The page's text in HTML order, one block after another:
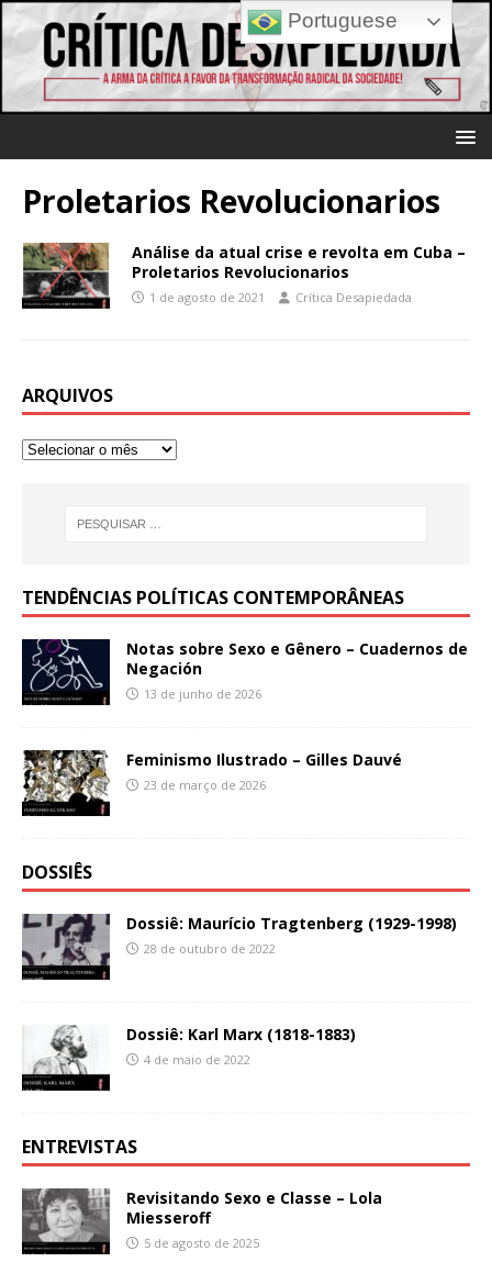
Proletarios Revolucionarios
Análise da atual crise e revolta em Cuba –
Proletarios Revolucionarios
1 de agosto de 2021 Crítica Desapiedada
ARQUIVOS
TENDÊNCIAS POLÍTICAS CONTEMPORÂNEAS
Notas sobre Sexo e Gênero – Cuadernos de
Negación
13 de junho de 2026
Feminismo Ilustrado – Gilles Dauvé
23 de março de 2026
DOSSIÊS
Dossiê: Maurício Tragtenberg (1929-1998)
28 de outubro de 2022
Dossiê: Karl Marx (1818-1883)
4 de maio de 2022
ENTREVISTAS
Revisitando Sexo e Classe – Lola
Miesseroff
5 de agosto de 2025
Portuguese